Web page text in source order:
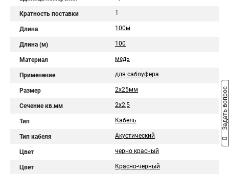
Кратность поставки 1
Длина 100м
Длина (м) 100
Материал медь
Применение для сабвуфера
Размер 2х25мм
Сечение кв.мм 2х2,5
Тип Кабель
Тип кабеля Акустический
Цвет черно красный
Цвет Красно-черный
Задать вопрос